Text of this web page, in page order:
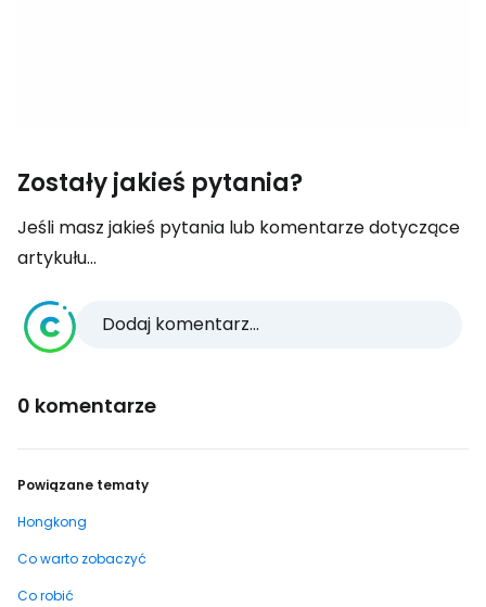
Zostały jakieś pytania?
Jeśli masz jakieś pytania lub komentarze dotyczące
artykułu...
Dodaj komentarz...
0 komentarze
Powiązane tematy
Hongkong
Co warto zobaczyć
Co robić